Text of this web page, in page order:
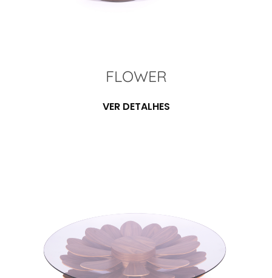
FLOWER
VER DETALHES